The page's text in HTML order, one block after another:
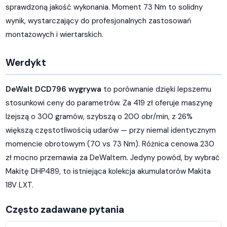
sprawdzoną jakość wykonania. Moment 73 Nm to solidny
wynik, wystarczający do profesjonalnych zastosowań
montażowych i wiertarskich.
Werdykt
DeWalt DCD796 wygrywa to porównanie dzięki lepszemu
stosunkowi ceny do parametrów. Za 419 zł oferuje maszynę
lżejszą o 300 gramów, szybszą o 200 obr/min, z 26%
większą częstotliwością udarów — przy niemal identycznym
momencie obrotowym (70 vs 73 Nm). Różnica cenowa 230
zł mocno przemawia za DeWaltem. Jedyny powód, by wybrać
Makitę DHP489, to istniejąca kolekcja akumulatorów Makita
18V LXT.
Często zadawane pytania